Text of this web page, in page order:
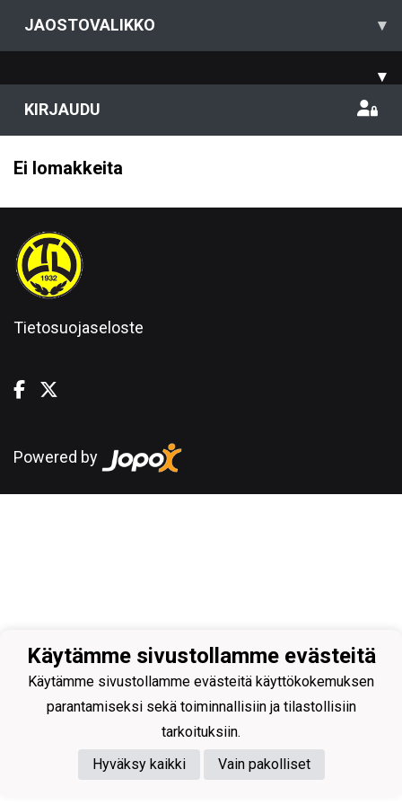
JAOSTOVALIKKO ▾
▾
KIRJAUDU
Ei lomakkeita
Tietosuojaseloste
Powered by
Käytämme sivustollamme evästeitä
Käytämme sivustollamme evästeitä käyttökokemuksen
parantamiseksi sekä toiminnallisiin ja tilastollisiin
tarkoituksiin.
Hyväksy kaikki
Vain pakolliset